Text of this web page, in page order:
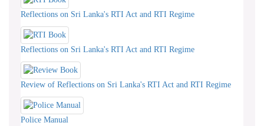
Reflections on Sri Lanka's RTI Act and RTI Regime
Reflections on Sri Lanka's RTI Act and RTI Regime
Review of Reflections on Sri Lanka's RTI Act and RTI Regime
Police Manual